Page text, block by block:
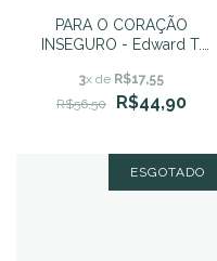
PARA O CORAÇÃO
INSEGURO - Edward T.
3x de R$17,55
R$56,50
R$44,90
ESGOTADO